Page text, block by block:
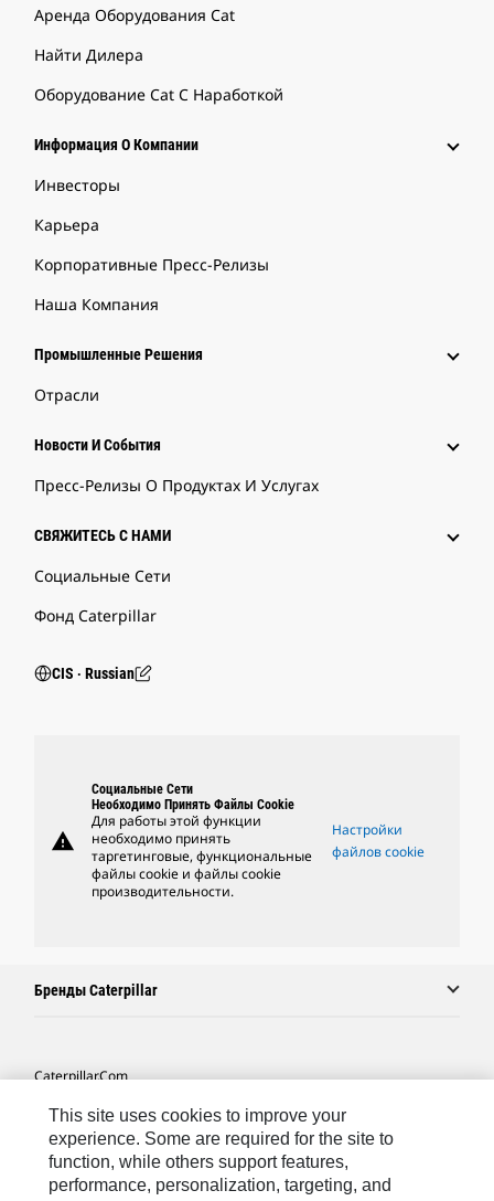
Аренда Оборудования Cat
Найти Дилера
Оборудование Cat С Наработкой
Информация О Компании
Инвесторы
Карьера
Корпоративные Пресс-Релизы
Наша Компания
Промышленные Решения
Отрасли
Новости И События
Пресс-Релизы О Продуктах И Услугах
СВЯЖИТЕСЬ С НАМИ
Социальные Сети
Фонд Caterpillar
CIS ‧ Russian
warning
Социальные Сети
Необходимо Принять Файлы Cookie
Для работы этой функции
необходимо принять
таргетинговые, функциональные
файлы cookie и файлы cookie
производительности.
Настройки
файлов cookie
Бренды Caterpillar
Caterpillar.com
Связаться С Caterpillar
Карта Сайта
Cookie Settings
This site uses cookies to improve your
experience. Some are required for the site to
function, while others support features,
performance, personalization, targeting, and